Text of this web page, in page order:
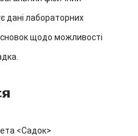
дані лабораторних
щодо можливості
<Садок>